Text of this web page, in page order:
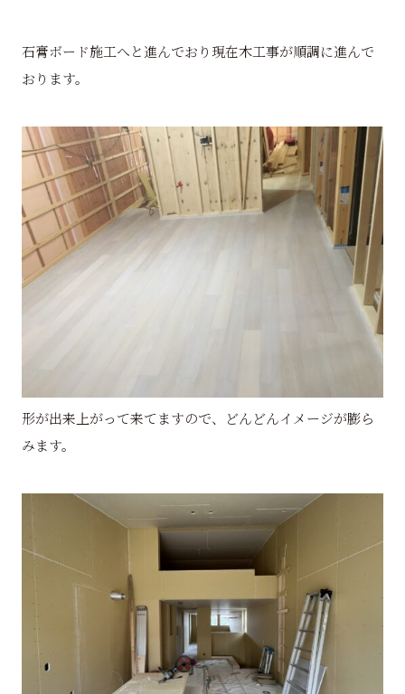
石膏ボード施工へと進んでおり現在木工事が順調に進んで
おります。
形が出来上がって来てますので、どんどんイメージが膨ら
みます。